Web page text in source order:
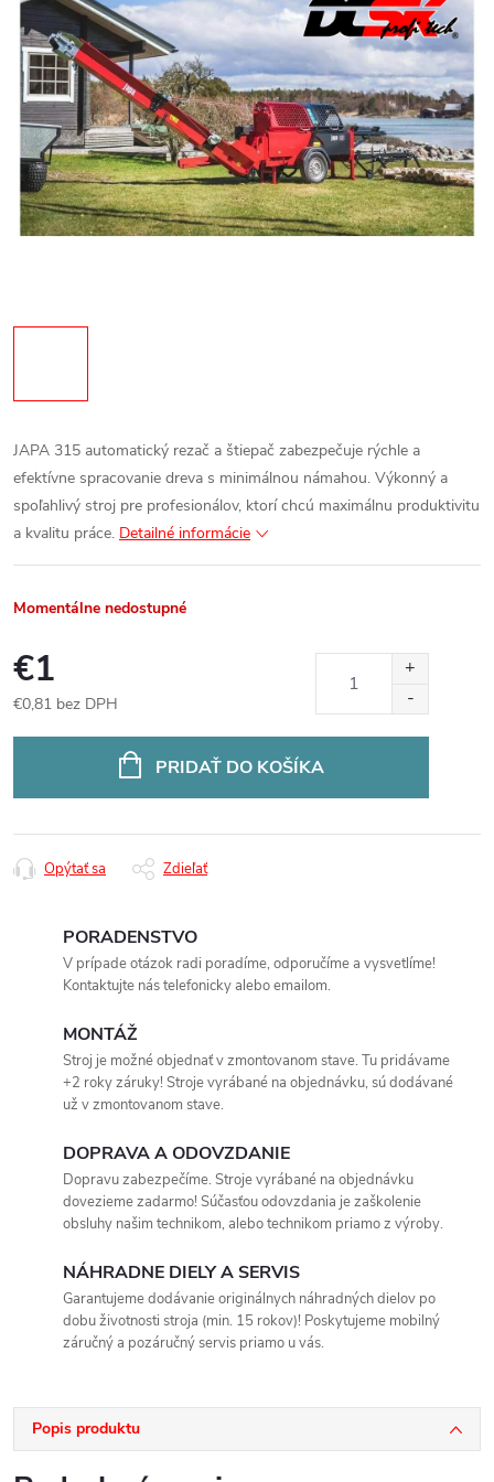
JAPA 315 automatický rezač a štiepač zabezpečuje rýchle a
efektívne spracovanie dreva s minimálnou námahou. Výkonný a
spoľahlivý stroj pre profesionálov, ktorí chcú maximálnu produktivitu
a kvalitu práce. Detailné informácie
Momentálne nedostupné
€1
€0,81 bez DPH
PRIDAŤ DO KOŠÍKA
Opýtať sa Zdieľať
PORADENSTVO
V prípade otázok radi poradíme, odporučíme a vysvetlíme!
Kontaktujte nás telefonicky alebo emailom.
MONTÁŽ
Stroj je možné objednať v zmontovanom stave. Tu pridávame
+2 roky záruky! Stroje vyrábané na objednávku, sú dodávané
už v zmontovanom stave.
DOPRAVA A ODOVZDANIE
Dopravu zabezpečíme. Stroje vyrábané na objednávku
dovezieme zadarmo! Súčasťou odovzdania je zaškolenie
obsluhy našim technikom, alebo technikom priamo z výroby.
NÁHRADNE DIELY A SERVIS
Garantujeme dodávanie originálnych náhradných dielov po
dobu životnosti stroja (min. 15 rokov)! Poskytujeme mobilný
záručný a pozáručný servis priamo u vás.
Popis produktu